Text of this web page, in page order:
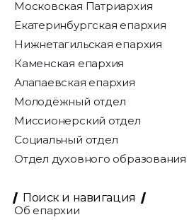
Московская Патриархия
Екатеринбургская епархия
Нижнетагильская епархия
Каменская епархия
Алапаевская епархия
Молодёжный отдел
Миссионерский отдел
Социальный отдел
Отдел духовного образования
Поиск и навигация
Об епархии